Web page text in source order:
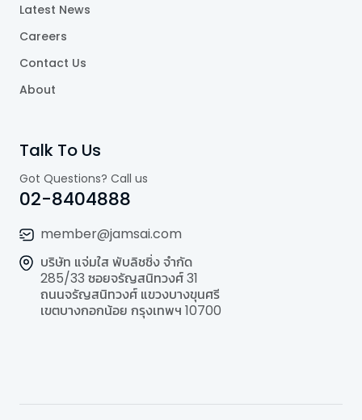
Latest News
Careers
Contact Us
About
Talk To Us
Got Questions? Call us
02-8404888
member@jamsai.com
บริษัท แจ่มใส พับลิชชิ่ง จำกัด
285/33 ซอยจรัญสนิทวงศ์ 31
ถนนจรัญสนิทวงศ์ แขวงบางขุนศรี
เขตบางกอกน้อย กรุงเทพฯ 10700